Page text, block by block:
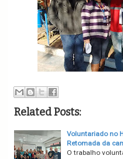
Related Posts:
Voluntariado no
Retomada da
O trabalho